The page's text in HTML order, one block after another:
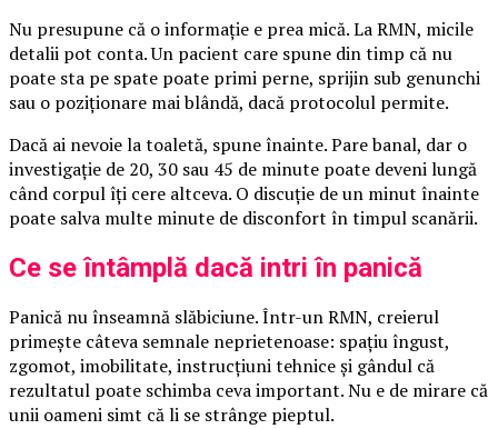
Nu presupune că o informație e prea mică. La RMN, micile
detalii pot conta. Un pacient care spune din timp că nu
poate sta pe spate poate primi perne, sprijin sub genunchi
sau o poziționare mai blândă, dacă protocolul permite.
Dacă ai nevoie la toaletă, spune înainte. Pare banal, dar o
investigație de 20, 30 sau 45 de minute poate deveni lungă
când corpul îți cere altceva. O discuție de un minut înainte
poate salva multe minute de disconfort în timpul scanării.
Ce se întâmplă dacă intri în panică
Panică nu înseamnă slăbiciune. Într-un RMN, creierul
primește câteva semnale neprietenoase: spațiu îngust,
zgomot, imobilitate, instrucțiuni tehnice și gândul că
rezultatul poate schimba ceva important. Nu e de mirare că
unii oameni simt că li se strânge pieptul.